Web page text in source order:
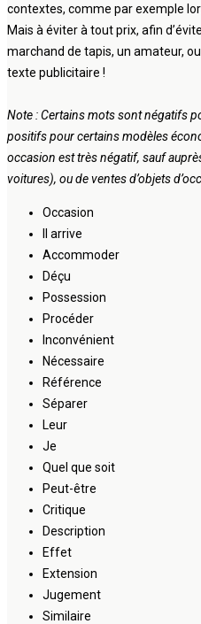
contextes, comme par exemple
Mais à éviter à tout prix, afin
marchand de tapis, un amateur,
texte publicitaire !
Note : Certains mots sont négatifs
positifs pour certains modèles
occasion est très négatif, sauf
voitures), ou de ventes d’objets
Occasion
Il arrive
Accommoder
Déçu
Possession
Procéder
Inconvénient
Nécessaire
Référence
Séparer
Leur
Je
Quel que soit
Peut-être
Critique
Description
Effet
Extension
Jugement
Similaire